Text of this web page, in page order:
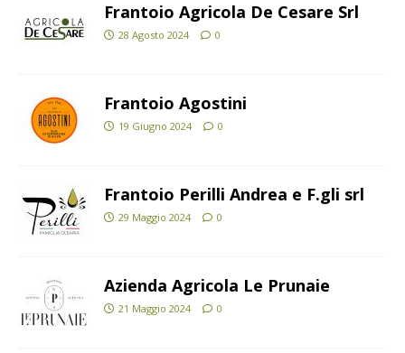
Frantoio Agricola De Cesare Srl
28 Agosto 2024 0
Frantoio Agostini
19 Giugno 2024 0
Frantoio Perilli Andrea e F.gli srl
29 Maggio 2024 0
Azienda Agricola Le Prunaie
21 Maggio 2024 0